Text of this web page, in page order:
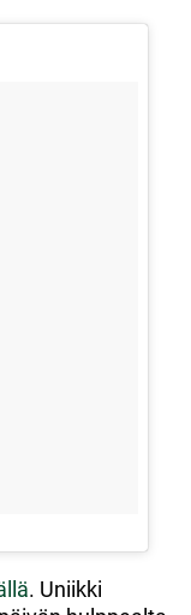
. Uniikki